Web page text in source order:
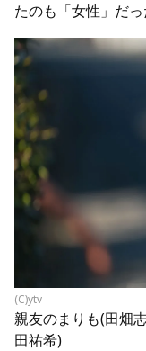
たのも「女性」だっ
(C)ytv
親友のまりも(田畑
田祐希)